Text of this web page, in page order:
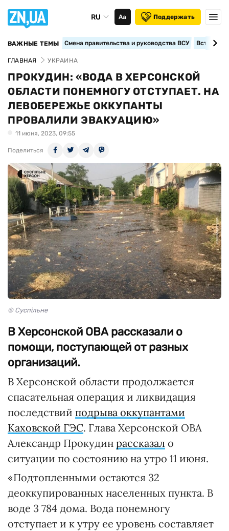
RU Аа Поддержать
ВАЖНЫЕ ТЕМЫ Смена правительства и руководства ВСУ
ГЛАВНАЯ УКРАИНА
ПРОКУДИН: «ВОДА В ХЕРСОНСКОЙ
ОБЛАСТИ ПОНЕМНОГУ ОТСТУПАЕТ. НА
ЛЕВОБЕРЕЖЬЕ ОККУПАНТЫ
ПРОВАЛИЛИ ЭВАКУАЦИЮ»
11 июня, 2023, 09:55
Поделиться
© Суспільне
В Херсонской ОВА рассказали о
помощи, поступающей от разных
организаций.
В Херсонской области продолжается
спасательная операция и ликвидация
последствий подрыва оккупантами
Каховской ГЭС. Глава Херсонской ОВА
Александр Прокудин рассказал о
ситуации по состоянию на утро 11 июня.
«Подтопленными остаются 32
деоккупированных населенных пункта. В
воде 3 784 дома. Вода понемногу
отступает и к утру ее уровень составляет